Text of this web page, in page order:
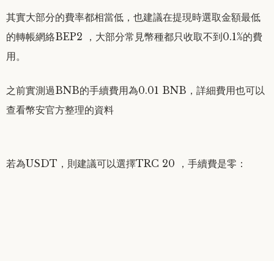
其實大部分的費率都相當低，也建議在提現時選取金額最低
的轉帳網絡BEP2 ，大部分常見幣種都只收取不到0.1%的費
用。
之前實測過BNB的手續費用為0.01 BNB，詳細費用也可以
查看幣安官方整理的資料
若為USDT，則建議可以選擇TRC 20 ，手續費是零：